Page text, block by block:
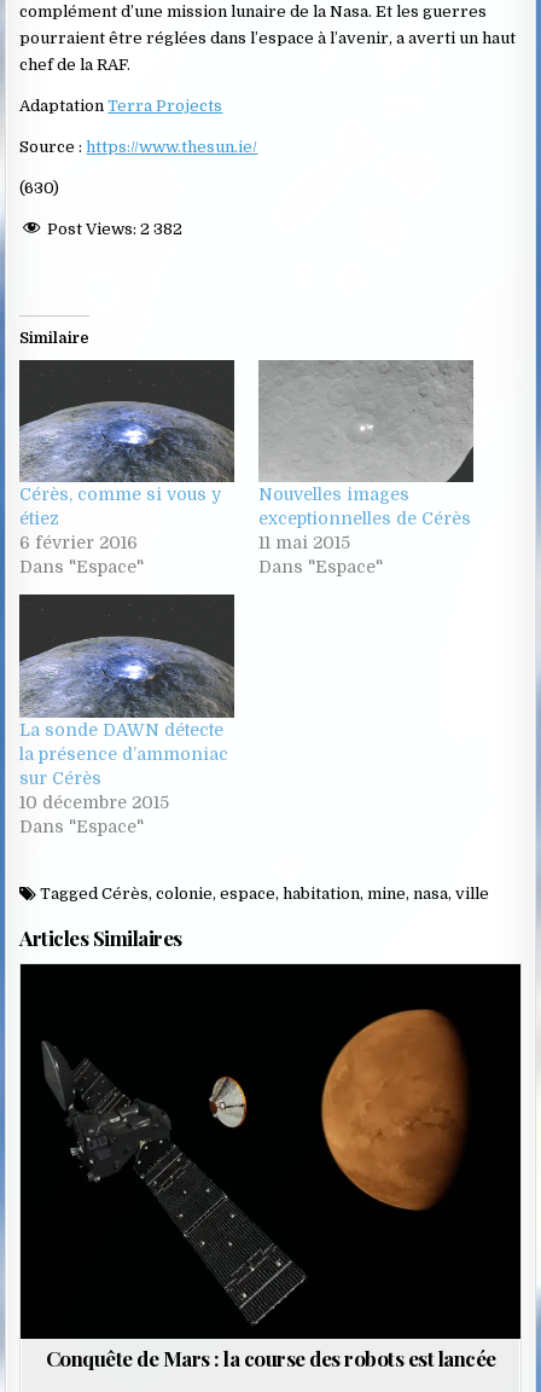
complément d’une mission lunaire de la Nasa. Et les guerres
pourraient être réglées dans l’espace à l’avenir, a averti un haut
chef de la RAF.
AdaptationTerra Projects
Source :https://www.thesun.ie/
(630)
Post Views: 2 382
Similaire
Cérès, comme si vous y
étiez
6 février 2016
Dans "Espace"
Nouvelles images
exceptionnelles de Cérès
11 mai 2015
Dans "Espace"
La sonde DAWN détecte
la présence d’ammoniac
sur Cérès
10 décembre 2015
Dans "Espace"
TaggedCérès,colonie,espace,habitation,mine,nasa,ville
Articles Similaires
Conquête de Mars : la course des robots est lancée